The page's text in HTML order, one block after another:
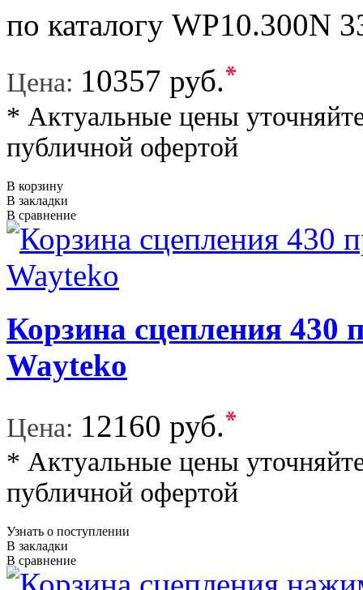
по каталогу WP10.300N
Цена: 10357 руб.*
* Актуальные цены
публичной офертой
В корзину
В закладки
В сравнение
Корзина сцепления 430
Wayteko
Цена: 12160 руб.*
* Актуальные цены
публичной офертой
Узнать о поступлении
В закладки
В сравнение